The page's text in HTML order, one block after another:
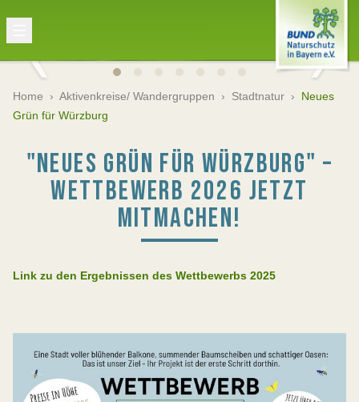
Home › Aktivenkreise/ Wandergruppen › Stadtnatur › Neues
Grün für Würzburg
"NEUES GRÜN FÜR WÜRZBURG" –
WETTBEWERB 2026 JETZT
MITMACHEN!
Link zu den Ergebnissen des Wettbewerbs 2025